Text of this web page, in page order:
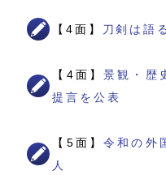
【4面】 刀剣は
【4面】景観・歴
提言を公表
【5面】令和の外
人